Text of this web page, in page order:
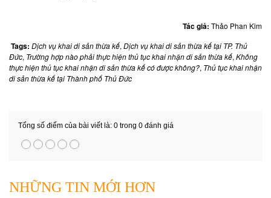
nhân
Gia
đáp
nhà
đáp
Tác giả: Thảo Phan Kim
Tags: Dịch vụ khai di sản thừa kế, Dịch vụ khai di sản thừa kế tại TP. Thủ
Đức, Trường hợp nào phải thực hiện thủ tục khai nhận di sản thừa kế, Không
thực hiện thủ tục khai nhận di sản thừa kế có được không?, Thủ tục khai nhận
di sản thừa kế tại Thành phố Thủ Đức
Tổng số điểm của bài viết là: 0 trong 0 đánh giá
NHỮNG TIN MỚI HƠN